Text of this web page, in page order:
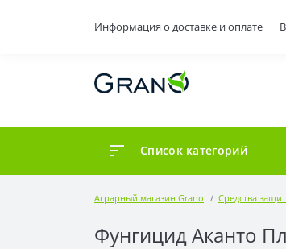
Информация о доставке и оплате
Список категорий
Аграрный магазин Grano Средства
Фунгицид Аканто